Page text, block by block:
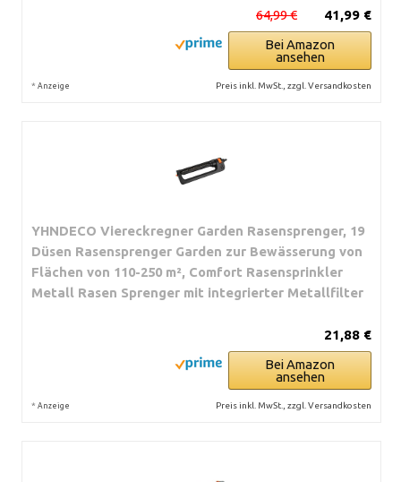
41,99 €
64,99 €
Bei Amazon
ansehen
* Anzeige Preis inkl. MwSt., zzgl. Versandkosten
YHNDECO Viereckregner Garden Rasensprenger, 19
Düsen Rasensprenger Garden zur Bewässerung von
Flächen von 110-250 m², Comfort Rasensprinkler
Metall Rasen Sprenger mit integrierter Metallfilter
21,88 €
Bei Amazon
ansehen
* Anzeige Preis inkl. MwSt., zzgl. Versandkosten